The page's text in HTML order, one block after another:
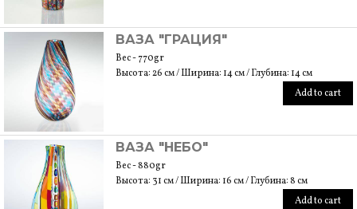
ВАЗА "ГРАЦИЯ"
Вес - 770gr
Высота: 26 см / Ширина: 14 см / Глубина: 14 см
Add to cart
ВАЗА "НЕБО"
Вес - 880gr
Высота: 31 см / Ширина: 16 см / Глубина: 8 см
Add to cart